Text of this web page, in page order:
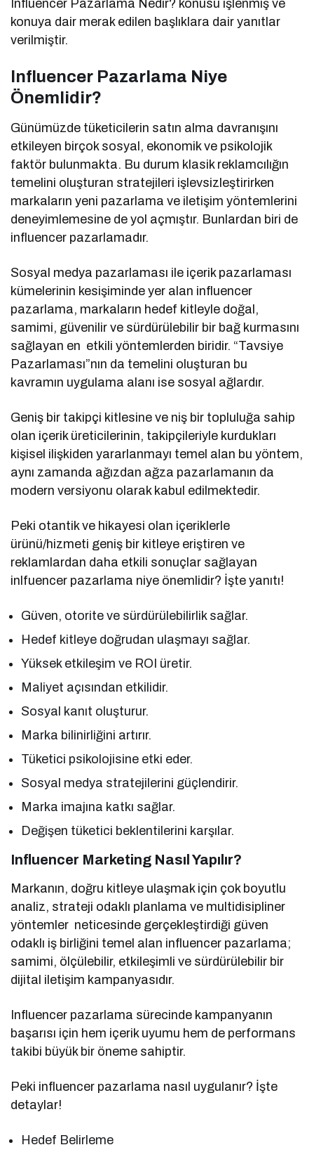
Influencer Pazarlama Nedir? konusu işlenmiş ve
konuya dair merak edilen başlıklara dair yanıtlar
verilmiştir.
Influencer Pazarlama Niye
Önemlidir?
Günümüzde tüketicilerin satın alma davranışını
etkileyen birçok sosyal, ekonomik ve psikolojik
faktör bulunmakta. Bu durum klasik reklamcılığın
temelini oluşturan stratejileri işlevsizleştirirken
markaların yeni pazarlama ve iletişim yöntemlerini
deneyimlemesine de yol açmıştır. Bunlardan biri de
influencer pazarlamadır.
Sosyal medya pazarlaması ile içerik pazarlaması
kümelerinin kesişiminde yer alan influencer
pazarlama, markaların hedef kitleyle doğal,
samimi, güvenilir ve sürdürülebilir bir bağ kurmasını
sağlayan en etkili yöntemlerden biridir. “Tavsiye
Pazarlaması”nın da temelini oluşturan bu
kavramın uygulama alanı ise sosyal ağlardır.
Geniş bir takipçi kitlesine ve niş bir topluluğa sahip
olan içerik üreticilerinin, takipçileriyle kurdukları
kişisel ilişkiden yararlanmayı temel alan bu yöntem,
aynı zamanda ağızdan ağza pazarlamanın da
modern versiyonu olarak kabul edilmektedir.
Peki otantik ve hikayesi olan içeriklerle
ürünü/hizmeti geniş bir kitleye eriştiren ve
reklamlardan daha etkili sonuçlar sağlayan
inlfuencer pazarlama niye önemlidir? İşte yanıtı!
Güven, otorite ve sürdürülebilirlik sağlar.
Hedef kitleye doğrudan ulaşmayı sağlar.
Yüksek etkileşim ve ROI üretir.
Maliyet açısından etkilidir.
Sosyal kanıt oluşturur.
Marka bilinirliğini artırır.
Tüketici psikolojisine etki eder.
Sosyal medya stratejilerini güçlendirir.
Marka imajına katkı sağlar.
Değişen tüketici beklentilerini karşılar.
Influencer Marketing Nasıl Yapılır?
Markanın, doğru kitleye ulaşmak için çok boyutlu
analiz, strateji odaklı planlama ve multidisipliner
yöntemler neticesinde gerçekleştirdiği güven
odaklı iş birliğini temel alan influencer pazarlama;
samimi, ölçülebilir, etkileşimli ve sürdürülebilir bir
dijital iletişim kampanyasıdır.
Influencer pazarlama sürecinde kampanyanın
başarısı için hem içerik uyumu hem de performans
takibi büyük bir öneme sahiptir.
Peki influencer pazarlama nasıl uygulanır? İşte
detaylar!
Hedef Belirleme